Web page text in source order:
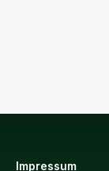
Impressum